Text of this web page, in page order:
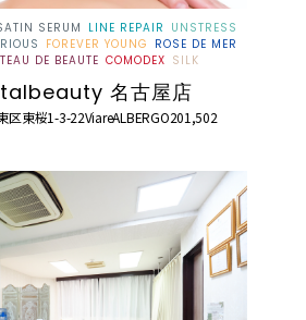
SERUM LINE REPAIR UNSTRESS
FOREVER YOUNG ROSE DE MER
DE BEAUTE COMODEX SILK
名古屋店
区東桜1-3-22ViareALBERGO201,502